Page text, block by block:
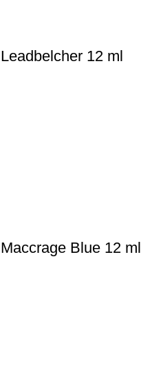
12 ml
Blue 12 ml